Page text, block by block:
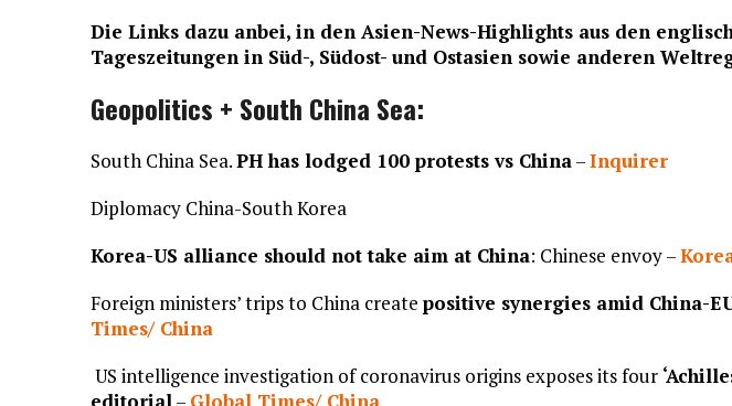
Die Links dazu anbei, in den Asien-News-Highlights aus den
Tageszeitungen in Süd-, Südost- und Ostasien sowie anderen
Geopolitics + South China Sea:
South China Sea.PH has lodged 100 protests vs China–Inquirer
Diplomacy China-South Korea
Korea-US alliance should not take aim at China: Chinese envoy –
Foreign ministers’ trips to China create positive synergies amid China-
Times/ China
US intelligence investigation of coronavirus origins exposes its four
editorial– Global Times/ China